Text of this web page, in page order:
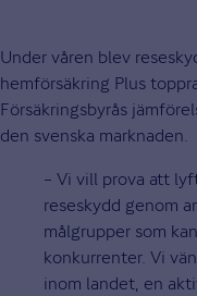
Under våren blev
hemförsäkring Plus
Försäkringsbyrås
den svenska marknaden.
– Vi vill prova att
reseskydd genom
målgrupper som
konkurrenter. Vi
inom landet, en